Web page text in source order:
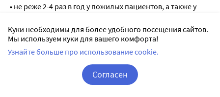
• не реже 2-4 раз в год у пожилых пациентов, а также у
нормы.
В случае клиренса креатинина менее 45 мл/мин
применение препарата противопоказано. Следует
проявлять особую осторожность при возможном
нарушении функций почек у пожилых пациентов, при
одновременном применении гипотензивных
Куки необходимы для более удобного посещения сайтов.
Мы используем куки для вашего комфорта!
Узнайте больше про использование cookie.
Согласен